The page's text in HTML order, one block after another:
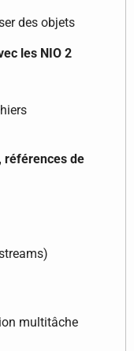
des objets
les NIO 2
références de
multitâche